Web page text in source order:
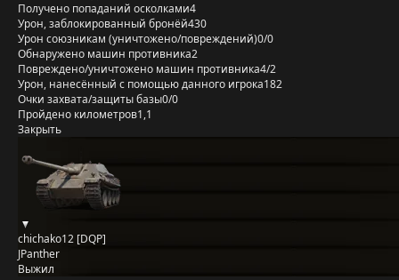
Получено попаданий осколками4
Урон, заблокированный бронёй430
Урон союзникам (уничтожено/повреждений)0/0
Обнаружено машин противника2
Повреждено/уничтожено машин противника4/2
Урон, нанесённый с помощью данного игрока182
Очки захвата/защиты базы0/0
Пройдено километров1,1
Закрыть
chichako12 [DQP]
JPanther
Выжил